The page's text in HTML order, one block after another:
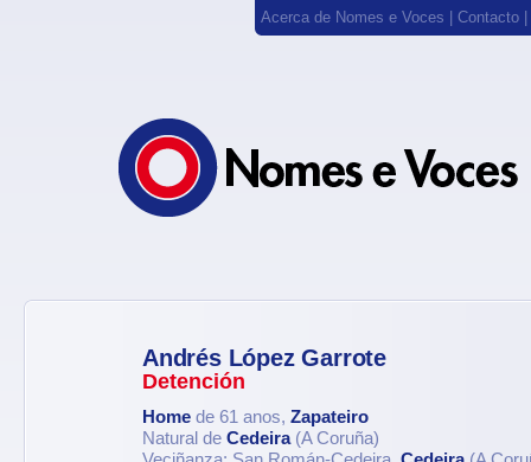
Acerca de Nomes e Voces Contacto
Andrés López Garrote
Detención
Home de 61 anos, Zapateiro
Natural de Cedeira(A Coruña)